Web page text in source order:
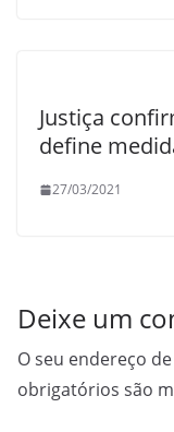
Justiça
define
27/03/2021
Deixe um
O seu endereço
obrigatórios são